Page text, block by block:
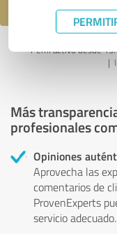
Perfil activo desde
|
Más
profesionales
Opiniones
Aprovecha las
comentarios de
ProvenExperts
servicio adecuado.